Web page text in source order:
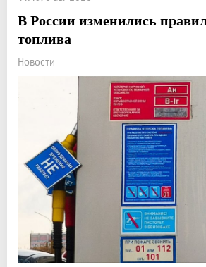
В России изменились
топлива
Новости